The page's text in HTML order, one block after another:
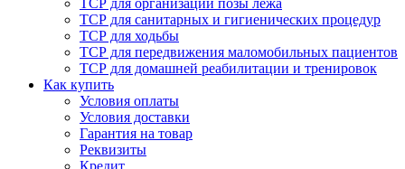
ТСР для организации позы лежа
ТСР для санитарных и гигиенических процедур
ТСР для ходьбы
ТСР для передвижения маломобильных пациентов
ТСР для домашней реабилитации и тренировок
Как купить
Условия оплаты
Условия доставки
Гарантия на товар
Реквизиты
Кредит